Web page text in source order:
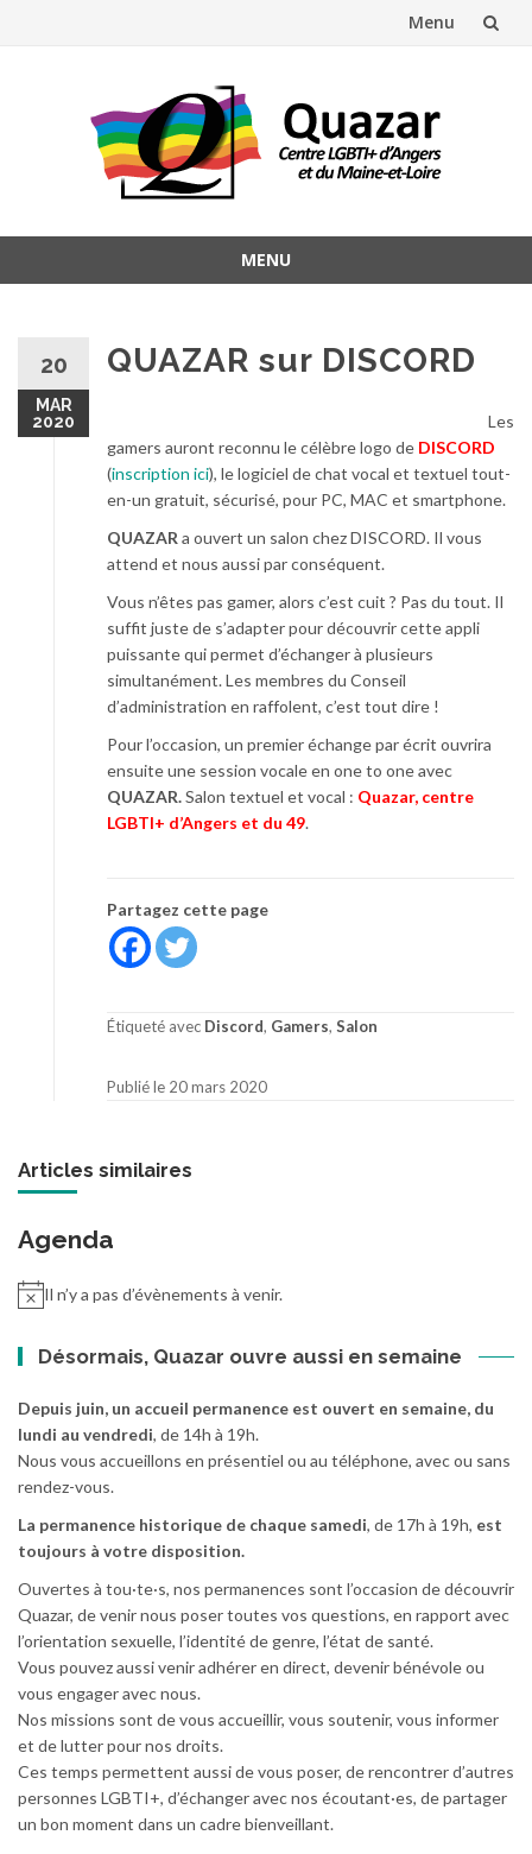
Menu
MENU
20
MAR
2020
QUAZAR sur DISCORD
Les
gamers auront reconnu le célèbre logo de DISCORD
(inscription ici), le logiciel de chat vocal et textuel tout-
en-un gratuit, sécurisé, pour PC, MAC et smartphone.
QUAZAR a ouvert un salon chez DISCORD. Il vous
attend et nous aussi par conséquent.
Vous n’êtes pas gamer, alors c’est cuit ? Pas du tout. Il
suffit juste de s’adapter pour découvrir cette appli
puissante qui permet d’échanger à plusieurs
simultanément. Les membres du Conseil
d’administration en raffolent, c’est tout dire !
Pour l’occasion, un premier échange par écrit ouvrira
ensuite une session vocale en one to one avec
QUAZAR.Salon textuel et vocal : Quazar, centre
LGBTI+ d’Angers et du 49.
Partagez cette page
Étiqueté avec Discord, Gamers, Salon
Publié le 20 mars 2020
Articles similaires
Agenda
Il n’y a pas d’évènements à venir.
Désormais, Quazar ouvre aussi en semaine
Depuis juin, un accueil permanence est ouvert en semaine, du
lundi au vendredi, de 14h à 19h.
Nous vous accueillons en présentiel ou au téléphone, avec ou sans
rendez-vous.
La permanence historique de chaque samedi, de 17h à 19h, est
toujours à votre disposition.
Ouvertes à tou·te·s, nos permanences sont l’occasion de découvrir
Quazar, de venir nous poser toutes vos questions, en rapport avec
l’orientation sexuelle, l’identité de genre, l’état de santé.
Vous pouvez aussi venir adhérer en direct, devenir bénévole ou
vous engager avec nous.
Nos missions sont de vous accueillir, vous soutenir, vous informer
et de lutter pour nos droits.
Ces temps permettent aussi de vous poser, de rencontrer d’autres
personnes LGBTI+, d’échanger avec nos écoutant·es, de partager
un bon moment dans un cadre bienveillant.